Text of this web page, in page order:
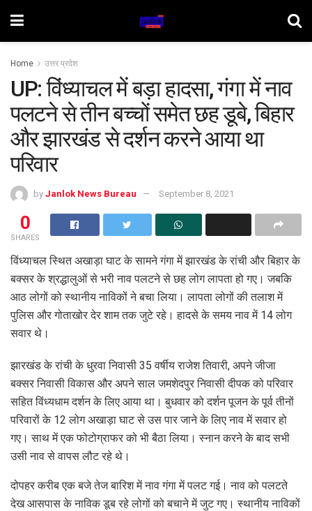
Home उत्तर प्रदेश
UP: विंध्याचल में बड़ा हादसा, गंगा में नाव
पलटने से तीन बच्चों समेत छह डूबे, बिहार
और झारखंड से दर्शन करने आया था
परिवार
by Janlok News Bureau September 8, 2021
0
SHARES
विंध्याचल स्थित अखाड़ा घाट के सामने गंगा में झारखंड के रांची और बिहार के
बक्सर के श्रद्धालुओं से भरी नाव पलटने से छह लोग लापता हो गए। जबकि
आठ लोगों को स्थानीय नाविकों ने बचा लिया। लापता लोगों की तलाश में
पुलिस और गोताखोर देर शाम तक जुटे रहे। हादसे के समय नाव में 14 लोग
सवार थे।
झारखंड के रांची के धुरवा निवासी 35 वर्षीय राजेश तिवारी, अपने जीजा
बक्सर निवासी विकास और अपने साल जमशेदपुर निवासी दीपक को परिवार
सहित विंध्यधाम दर्शन के लिए आया था। बुधवार को दर्शन पूजन के पूर्व तीनों
परिवारों के 12 लोग अखाड़ा घाट से उस पार जाने के लिए नाव में सवार हो
गए। साथ में एक फोटोग्राफर को भी बैठा लिया। स्नान करने के बाद सभी
उसी नाव से वापस लौट रहे थे।
दोपहर करीब एक बजे तेज बारिश में नाव गंगा में पलट गई। नाव को पलटते
देख आसपास के नाविक डूब रहे लोगों को बचाने में जुट गए। स्थानीय नाविकों